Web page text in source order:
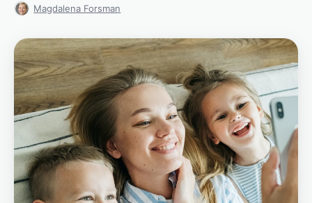
Magdalena Forsman